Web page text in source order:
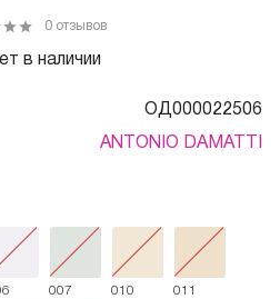
в наличии
0 отзывов
ОД000022506
ANTONIO DAMATTI
007 010 011